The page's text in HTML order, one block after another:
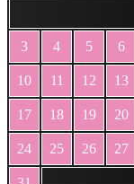
3 4 5 6
10 11 12 13
17 18 19 20
24 25 26 27